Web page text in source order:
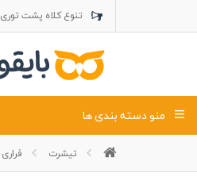
تنوع کلاه پشت توری
تنوع کلاه کتان
تنوع تراول ماک
منو دسته بندی ها
تیشرت فراری ferrari